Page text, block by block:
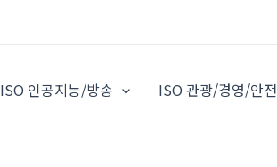
ISO 인공지능/방송 ISO 관광/경영/안전